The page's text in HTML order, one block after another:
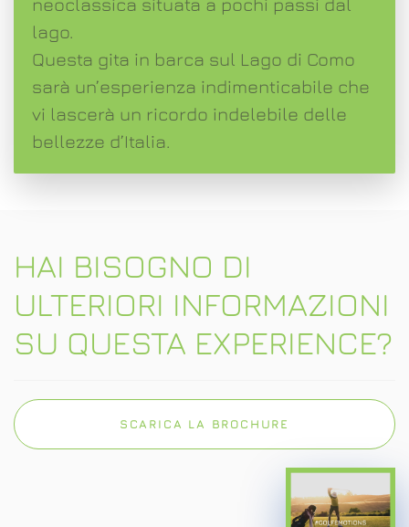
lago.
Questa gita in barca sul Lago di Como
sarà un’esperienza indimenticabile che
vi lascerà un ricordo indelebile delle
bellezze d’Italia.
HAI BISOGNO DI
ULTERIORI INFORMAZIONI
SU QUESTA EXPERIENCE?
SCARICA LA BROCHURE